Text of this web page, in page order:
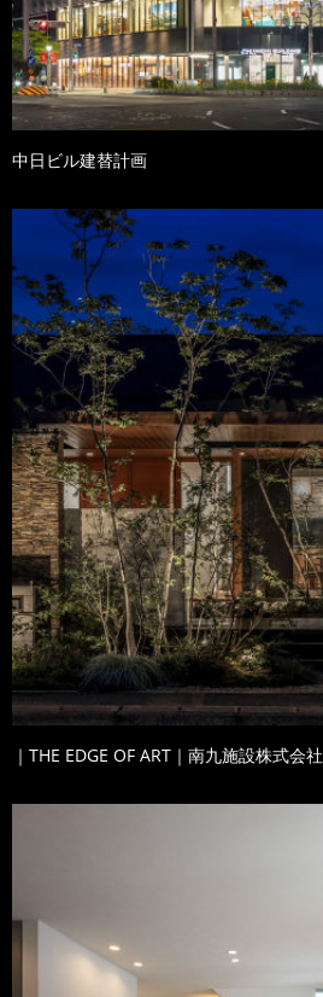
中日ビル建替計画
｜THE EDGE OF ART｜南九施設株式会社